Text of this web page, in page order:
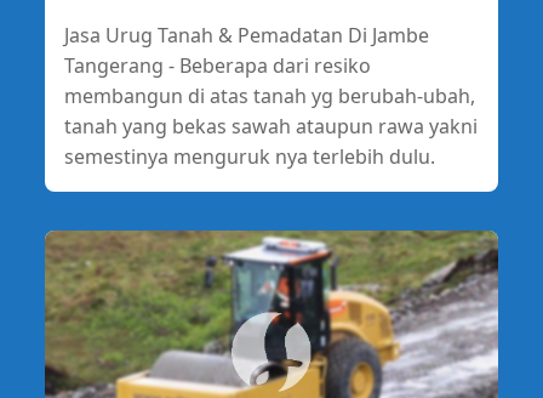
Jasa Urug Tanah & Pemadatan Di Jambe
Tangerang - Beberapa dari resiko
membangun di atas tanah yg berubah-ubah,
tanah yang bekas sawah ataupun rawa yakni
semestinya menguruk nya terlebih dulu.